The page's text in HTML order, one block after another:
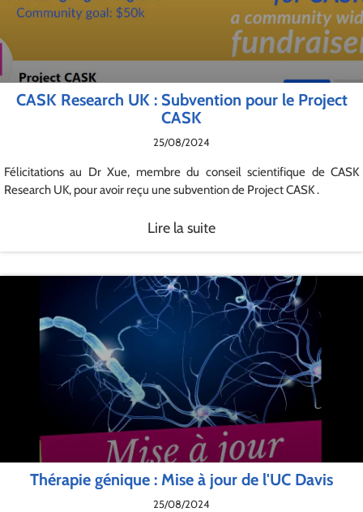
CASK Research UK : Subvention pour le Project
CASK
25/08/2024
Félicitations au Dr Xue, membre du conseil scientifique de CASK
Research UK, pour avoir reçu une subvention de Project CASK .
Lire la suite
Thérapie génique : Mise à jour de l'UC Davis
25/08/2024